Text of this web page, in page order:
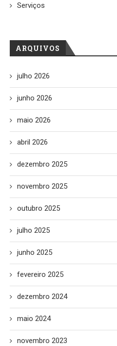
Serviços
ARQUIVOS
julho 2026
junho 2026
maio 2026
abril 2026
dezembro 2025
novembro 2025
outubro 2025
julho 2025
junho 2025
fevereiro 2025
dezembro 2024
maio 2024
novembro 2023